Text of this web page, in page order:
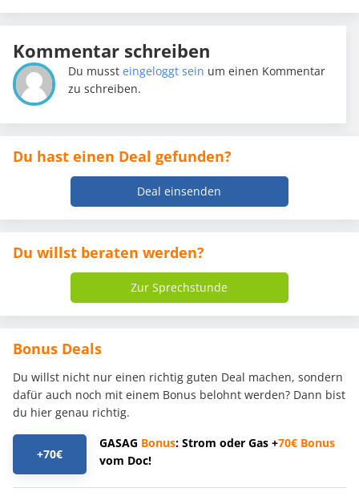
Kommentar schreiben
Du mussteingeloggt sein um einen Kommentar
zu schreiben.
Du hast einen Deal gefunden?
Deal einsenden
Du willst beraten werden?
Zur Sprechstunde
Bonus Deals
Du willst nicht nur einen richtig guten Deal machen, sondern
dafür auch noch mit einem Bonus belohnt werden? Dann bist
du hier genau richtig.
+70€
GASAG Bonus: Strom oder Gas +70€ Bonus
vom Doc!